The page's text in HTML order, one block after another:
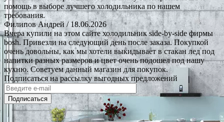
помощь в выборе лучшего холодильника по нашем
требования.
Филипов Андрей / 18.06.2026
Вчера купили на этом сайте холодильник side-by-side фирмы
bosh. Привезли на следующий день после заказа. Покупкой
очень довольны, как мы хотели выкидывает в стакан лед под
напитки разных размеров и цвет очень подошел под нашу
кухню. Советуем данный магазин для покупок.
Подписаться на рассылку выгодных предложений
Подписаться